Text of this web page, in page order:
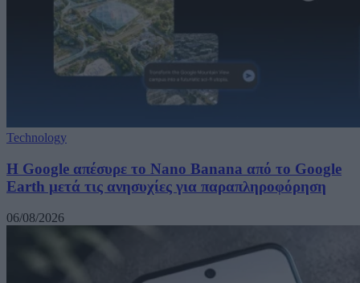
Technology
Η Google απέσυρε το Nano Banana από το Google
Earth μετά τις ανησυχίες για παραπληροφόρηση
06/08/2026